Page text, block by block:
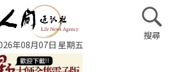
年08月07日 星期五